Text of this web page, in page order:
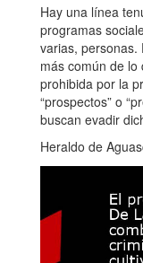
Hay una línea
programas
varias, personas.
más común de
prohibida por la
“prospectos” o
buscan evadir
Heraldo de